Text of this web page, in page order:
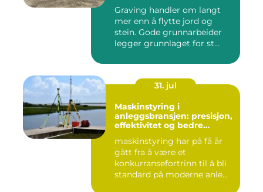
Graving handler om langt
mer enn å flytte jord og
stein. Gode grunnarbeider
legger grunnlaget for st...
31. jul
Maskinstyring i
anleggsbransjen: presisjon,
effektivitet og bedre
maskinstyring har på få år
gått fra å være et
konkurransefortrinn til å bli
standard på moderne anle...